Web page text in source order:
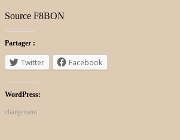
Source F8BON
Partager :
Twitter Facebook
WordPress:
chargement…